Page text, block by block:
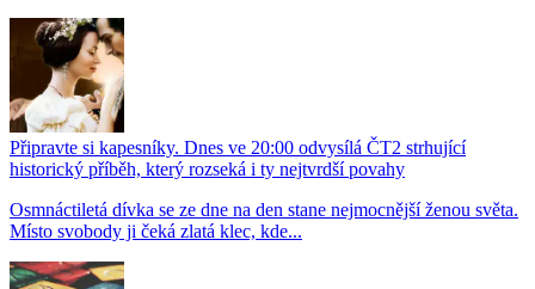
Připravte si kapesníky. Dnes ve 20:00 odvysílá ČT2 strhující
historický příběh, který rozseká i ty nejtvrdší povahy
Osmnáctiletá dívka se ze dne na den stane nejmocnější ženou světa.
Místo svobody ji čeká zlatá klec, kde...